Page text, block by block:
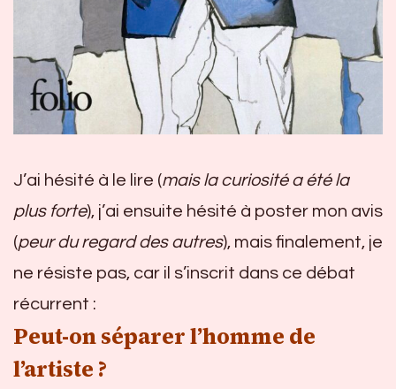
J’ai hésité à le lire (mais la curiosité a été la
plus forte), j’ai ensuite hésité à poster mon avis
(peur du regard des autres), mais finalement, je
ne résiste pas, car il s’inscrit dans ce débat
récurrent :
Peut-on séparer l’homme de
l’artiste ?